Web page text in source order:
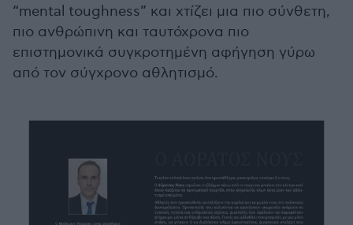
“mental toughness” και χτίζει μια πιο σύνθετη,
πιο ανθρώπινη και ταυτόχρονα πιο
επιστημονικά συγκροτημένη αφήγηση γύρω
από τον σύγχρονο αθλητισμό.